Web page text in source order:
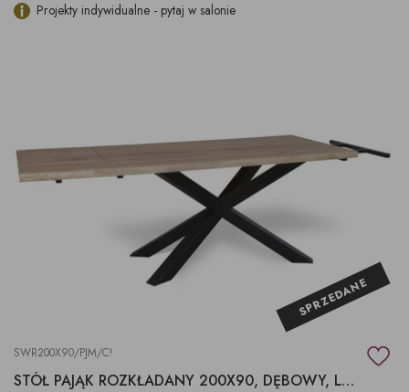
Projekty indywidualne - pytaj w salonie
SPRZEDANE
SWR200X90/PJM/C!
STÓŁ PAJĄK ROZKŁADANY 200X90, DĘBOWY, LOFT